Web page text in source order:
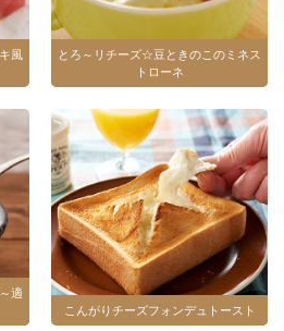
風
とろ～リチーズ☆豆ときのこのミネス
トローネ
適
こんがりチーズフォンデュトースト